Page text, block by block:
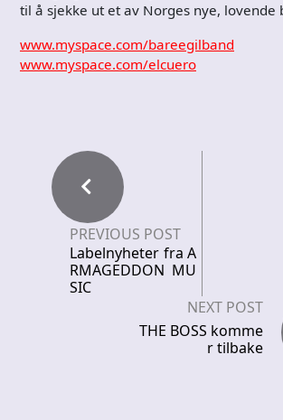
til å sjekke ut et av Norges nye, lovende
www.myspace.com/bareegilband
www.myspace.com/elcuero
PREVIOUS POST
Labelnyheter fra A
RMAGEDDON MU
SIC
NEXT POST
THE BOSS komme
r tilbake